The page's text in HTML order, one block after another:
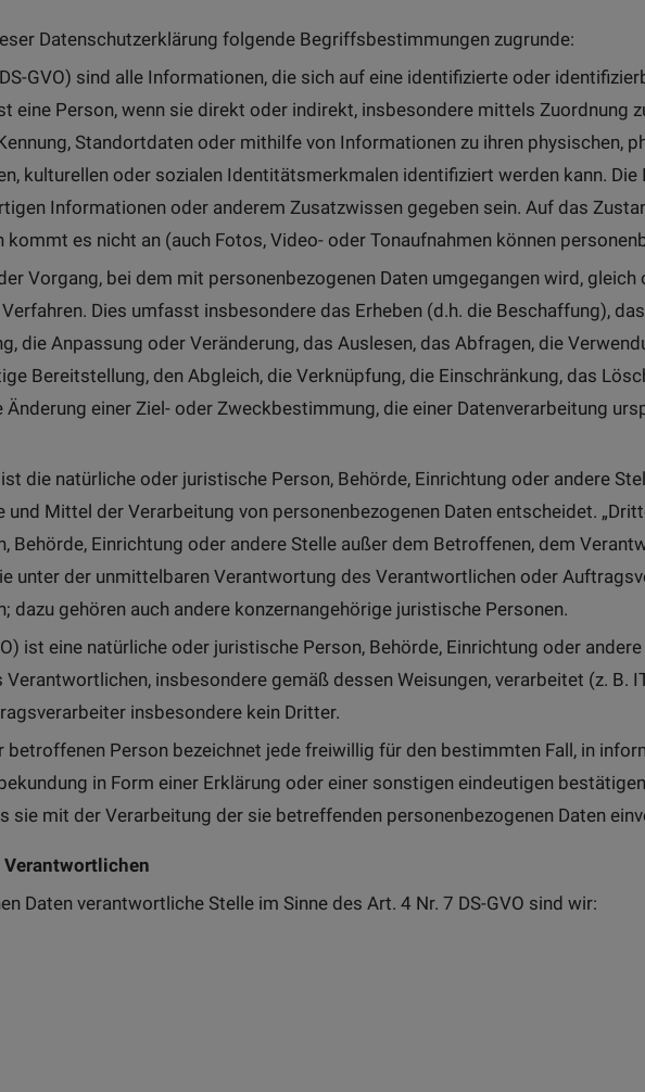
Datenschutzerklärung folgende Begriffsbestimmungen zugrunde:
GVO) sind alle Informationen, die sich auf eine identifizierte oder
eine Person, wenn sie direkt oder indirekt, insbesondere mittels Zuordnung
Standortdaten oder mithilfe von Informationen zu ihren physischen,
kulturellen oder sozialen Identitätsmerkmalen identifiziert werden kann.
Informationen oder anderem Zusatzwissen gegeben sein. Auf das
es nicht an (auch Fotos, Video- oder Tonaufnahmen können
Vorgang, bei dem mit personenbezogenen Daten umgegangen wird,
Dies umfasst insbesondere das Erheben (d.h. die Beschaffung),
die Anpassung oder Veränderung, das Auslesen, das Abfragen, die
Bereitstellung, den Abgleich, die Verknüpfung, die Einschränkung, das
einer Ziel- oder Zweckbestimmung, die einer Datenverarbeitung
ist die natürliche oder juristische Person, Behörde, Einrichtung oder andere
Mittel der Verarbeitung von personenbezogenen Daten entscheidet.
Behörde, Einrichtung oder andere Stelle außer dem Betroffenen, dem
unter der unmittelbaren Verantwortung des Verantwortlichen oder
dazu gehören auch andere konzernangehörige juristische Personen.
ist eine natürliche oder juristische Person, Behörde, Einrichtung oder
insbesondere gemäß dessen Weisungen, verarbeitet (z. B.
insbesondere kein Dritter.
betroffenen Person bezeichnet jede freiwillig für den bestimmten Fall, in
in Form einer Erklärung oder einer sonstigen eindeutigen
sie mit der Verarbeitung der sie betreffenden personenbezogenen Daten
Daten verantwortliche Stelle im Sinne des Art. 4 Nr. 7 DS-GVO sind wir: